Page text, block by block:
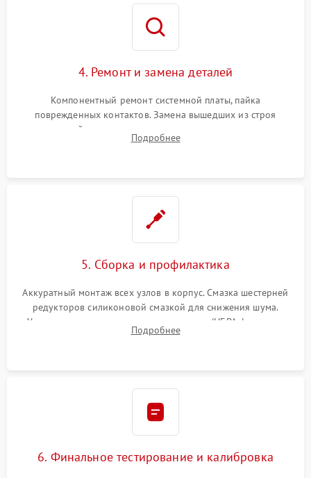
4. Ремонт и замена деталей
Компонентный ремонт системной платы, пайка
поврежденных контактов. Замена вышедших из строя
двигателей, изношенного аккумулятора, неисправного
лидара или помпы подачи воды. Восстановление шлейфов и
Подробнее
5. Сборка и профилактика
Аккуратный монтаж всех узлов в корпус. Смазка шестерней
редукторов силиконовой смазкой для снижения шума.
Установка новых расходных материалов (HEPA-фильтров,
микрофибры, щеток). Надежная фиксация разъемов и
Подробнее
6. Финальное тестирование и калибровка